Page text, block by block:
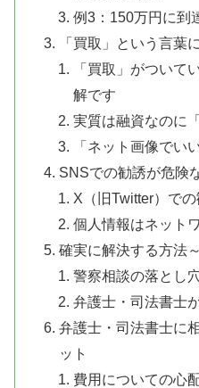
例3：150万円に到
「買取」という言葉
「買取」がついて
解です
実質は融資なのに
「ネット画像でい
SNSでの勧誘が危険
X（旧Twitter）で
個人情報はネット
確実に解決する方法
警察相談の落とし
弁護士・司法書士
弁護士・司法書士に
ット
費用についての心